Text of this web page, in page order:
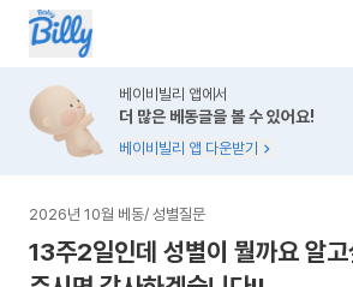
베이비빌리 앱에서
더 많은 베동글을 볼 수 있어요!
베이비빌리 앱 다운받기
2026년 10월 베동/ 성별질문
13주2일인데 성별이 뭘까요 알